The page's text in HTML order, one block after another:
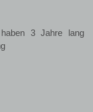
3 Jahre lang